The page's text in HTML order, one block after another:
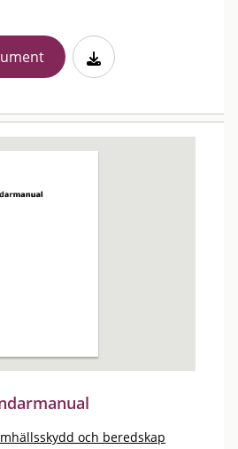
och beredskap